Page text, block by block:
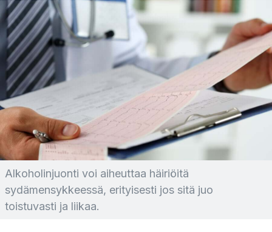
Alkoholinjuonti voi aiheuttaa häiriöitä
sydämensykkeessä, erityisesti jos sitä juo
toistuvasti ja liikaa.